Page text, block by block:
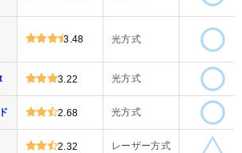
3.48 光方式
3.22 光方式
2.68 光方式
2.32 レーザー方式